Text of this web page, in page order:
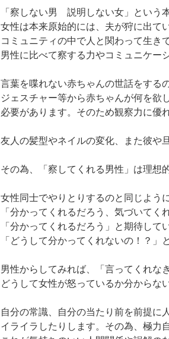
「察しない男 説明しない女」という
女性は本来原始的には、夫が狩に出て
コミュニティの中で人と関わって生き
男性に比べて察する力やコミュニケー
言葉を喋れない赤ちゃんの世話をする
ジェスチャー等から赤ちゃんが何を欲
必要があります。そのため観察力に優
友人の髪型やネイルの変化、また彼や
その為、「察してくれる男性」は理想
女性同士でやりとりするのと同じように
「分かってくれるだろう、気づいてく
「分かってくれるだろう」と期待して
「どうして分かってくれないの！？」
男性からしてみれば、「言ってくれな
どうして女性が怒っているか分からな
自分の常識、自分の当たり前を前提に
イライラしたりします。その為、極力